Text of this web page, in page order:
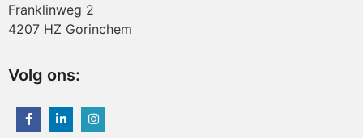
Franklinweg 2
4207 HZ Gorinchem
Volg ons: